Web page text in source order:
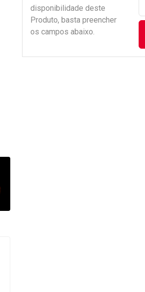
disponibilidade deste
Produto, basta preencher
os campos abaixo.